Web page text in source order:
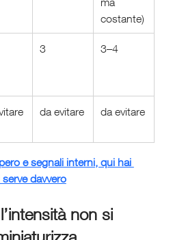
costante)
3 3–4
da evitare da evitare
e segnali interni, qui hai
davvero
non si